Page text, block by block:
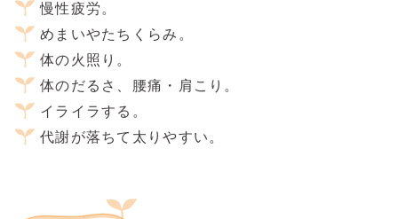
慢性疲労。
めまいやたちくらみ。
体の火照り。
体のだるさ、腰痛・肩こり。
イライラする。
代謝が落ちて太りやすい。